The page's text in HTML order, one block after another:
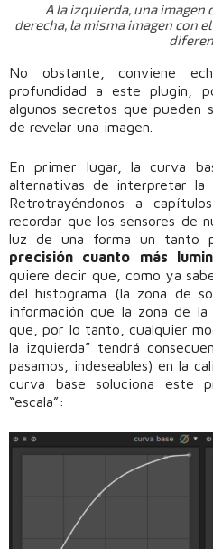
A la izquierda, una imagen
derecha, la misma imagen con
No obstante, conviene
profundidad a este plugin,
algunos secretos que pueden
de revelar una imagen.
En primer lugar, la curva
alternativas de interpretar la
Retrotrayéndonos a
recordar que los sensores de
luz de una forma un tanto
precisión cuanto más
quiere decir que, como ya
del histograma (la zona de
información que la zona de
que, por lo tanto, cualquier
la izquierda” tendrá
pasamos, indeseables) en la
curva base soluciona este
“escala”: